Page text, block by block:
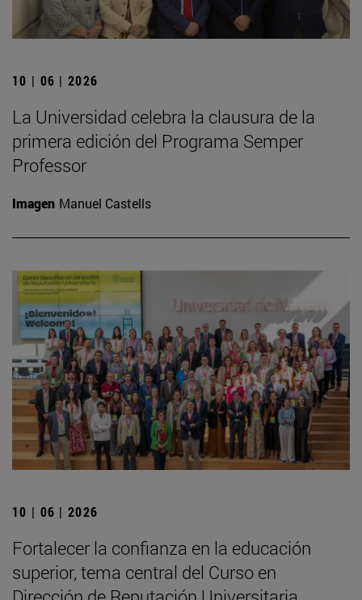
10 | 06 | 2026
La Universidad celebra la clausura de la
primera edición del Programa Semper
Professor
Imagen Manuel Castells
10 | 06 | 2026
Fortalecer la confianza en la educación
superior, tema central del Curso en